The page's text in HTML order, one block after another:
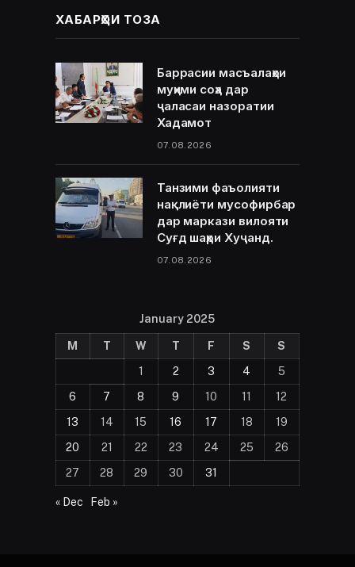
ХАБАРҲОИ ТОЗА
Баррасии масъалаҳои
муҳими соҳа дар
ҷаласаи назоратии
Хадамот
07.08.2026
Танзими фаъолияти
нақлиёти мусофирбар
дар маркази вилояти
Суғд шаҳри Хуҷанд.
07.08.2026
January 2025
M T W T F S
S
1
2 3 4
5
6
7 8 9 10 11
12
13
14 15 16 17 18
19
20
21 22 23 24 25
26
27
28 29 30 31
« Dec Feb »